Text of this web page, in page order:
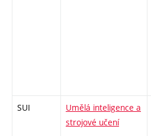
SUI
Umělá inteligence a
strojové učení